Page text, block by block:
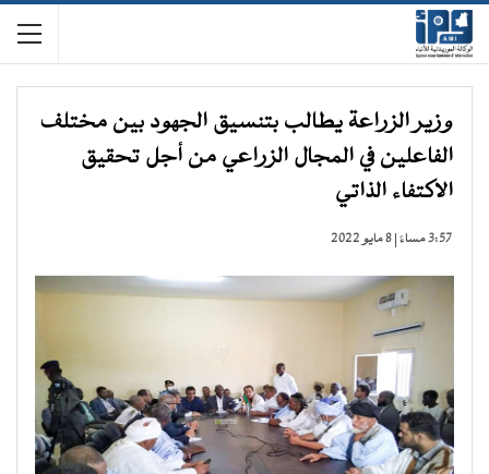
وزير الزراعة يطالب بتنسيق الجهود بين مختلف
الفاعلين في المجال الزراعي من أجل تحقيق
الاكتفاء الذاتي
3:57 مساءً | 8 مايو 2022